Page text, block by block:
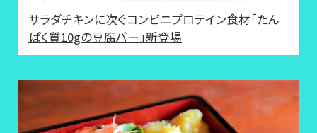
サラダチキンに次ぐコンビニプロテイン食材「たん
ぱく質10gの豆腐バー」新登場